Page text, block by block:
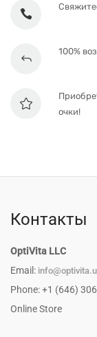
100%
очки!
Контакты
OptiVita LLC
Email:
Phone: +1 (646)
Online Store